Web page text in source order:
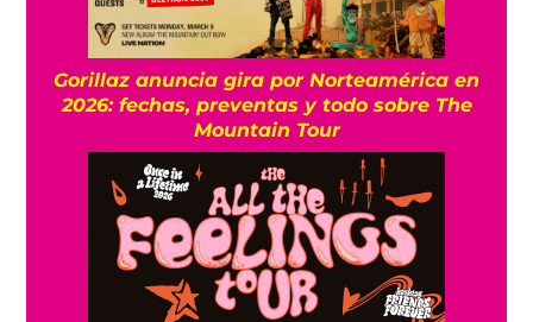
Gorillaz anuncia gira por Norteamérica en
2026: fechas, preventas y todo sobre The
Mountain Tour